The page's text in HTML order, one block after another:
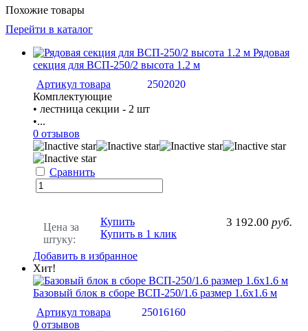
Похожие товары
Перейти в каталог
Рядовая
секция для ВСП-250/2 высота 1.2 м
Артикул товара
2502020
Комплектующие
• лестница секции - 2 шт
•...
0 отзывов
Сравнить
Цена за
штуку:
3 192.00 руб.
Купить
Купить в 1 клик
Добавить в избранное
Хит!
Базовый блок в сборе ВСП-250/1.6 размер 1.6х1.6 м
Артикул товара
25016160
0 отзывов